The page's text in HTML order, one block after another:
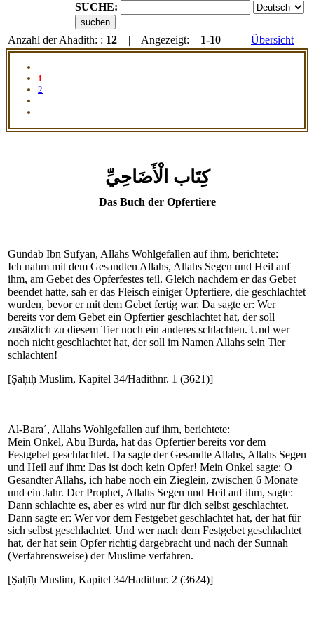
SUCHE:
Anzahl der Ahadith: : 12 | Angezeigt: 1-10 | Übersicht
1
2
كِتَاب الْأَضَاحِيِّ
Das Buch der Opfertiere
Gundab Ibn Sufyan, Allahs Wohlgefallen auf ihm, berichtete:
Ich nahm mit dem Gesandten Allahs, Allahs Segen und Heil auf
ihm, am Gebet des Opferfestes teil. Gleich nachdem er das Gebet
beendet hatte, sah er das Fleisch einiger Opfertiere, die geschlachtet
wurden, bevor er mit dem Gebet fertig war. Da sagte er: Wer
bereits vor dem Gebet ein Opfertier geschlachtet hat, der soll
zusätzlich zu diesem Tier noch ein anderes schlachten. Und wer
noch nicht geschlachtet hat, der soll im Namen Allahs sein Tier
schlachten!
[Ṣaḥīḥ Muslim, Kapitel 34/Hadithnr. 1 (3621)]
Al-Bara´, Allahs Wohlgefallen auf ihm, berichtete:
Mein Onkel, Abu Burda, hat das Opfertier bereits vor dem
Festgebet geschlachtet. Da sagte der Gesandte Allahs, Allahs Segen
und Heil auf ihm: Das ist doch kein Opfer! Mein Onkel sagte: O
Gesandter Allahs, ich habe noch ein Zieglein, zwischen 6 Monate
und ein Jahr. Der Prophet, Allahs Segen und Heil auf ihm, sagte:
Dann schlachte es, aber es wird nur für dich selbst geschlachtet.
Dann sagte er: Wer vor dem Festgebet geschlachtet hat, der hat für
sich selbst geschlachtet. Und wer nach dem Festgebet geschlachtet
hat, der hat sein Opfer richtig dargebracht und nach der Sunnah
(Verfahrensweise) der Muslime verfahren.
[Ṣaḥīḥ Muslim, Kapitel 34/Hadithnr. 2 (3624)]